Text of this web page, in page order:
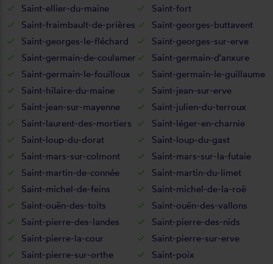
Saint-ellier-du-maine
Saint-fort
Saint-fraimbault-de-prières
Saint-georges-buttavent
Saint-georges-le-fléchard
Saint-georges-sur-erve
Saint-germain-de-coulamer
Saint-germain-d'anxure
Saint-germain-le-fouilloux
Saint-germain-le-guillaume
Saint-hilaire-du-maine
Saint-jean-sur-erve
Saint-jean-sur-mayenne
Saint-julien-du-terroux
Saint-laurent-des-mortiers
Saint-léger-en-charnie
Saint-loup-du-dorat
Saint-loup-du-gast
Saint-mars-sur-colmont
Saint-mars-sur-la-futaie
Saint-martin-de-connée
Saint-martin-du-limet
Saint-michel-de-feins
Saint-michel-de-la-roë
Saint-ouën-des-toits
Saint-ouën-des-vallons
Saint-pierre-des-landes
Saint-pierre-des-nids
Saint-pierre-la-cour
Saint-pierre-sur-erve
Saint-pierre-sur-orthe
Saint-poix